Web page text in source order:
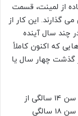
از لمینت، قسمت
گذارند. این کار از
چند سال آینده
که اکنون کاملاً
گذشت چهار سال یا
برای مثال، اگر برای دندان های کودک شما در سن 14 سالگی از
لمینت استفاده شود. این لمینت ها حتما در سن 18 سالگی